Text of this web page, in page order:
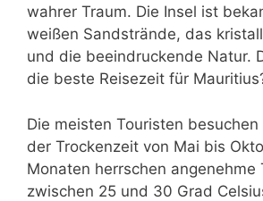
wahrer Traum. Die Insel ist
weißen Sandstrände, das
und die beeindruckende Natur.
die beste Reisezeit für
Die meisten Touristen
der Trockenzeit von Mai bis
Monaten herrschen angenehme
zwischen 25 und 30 Grad